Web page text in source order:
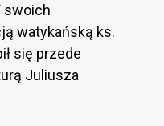
swoich
watykańską ks.
się przede
Juliusza